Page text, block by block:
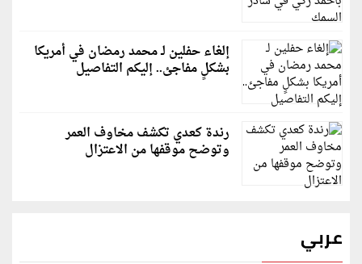
إلغاء حفلين لـ محمد رمضان في أمريكا
بشكلٍ مفاجئ.. إليكم التفاصيل
رندة كعدي تكشف مخاوف العمر
وتوضح موقفها من الاعتزال
عربي